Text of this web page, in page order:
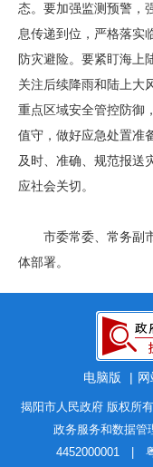
态。要加强监测预警，
息传递到位，严格落实
防灾避险。要紧盯海上
关注后续降雨和陆上大
重点区域安全管控防御
值守，做好应急处置准
及时、准确、规范报送
应社会关切。
市委常委、常务副市
体部署。
电脑版 |
揭阳市人民政府 版权所
政务服务和数据管
4452000001 |